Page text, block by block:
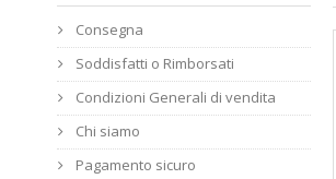
Consegna
Soddisfatti o Rimborsati
Condizioni Generali di vendita
Chi siamo
Pagamento sicuro